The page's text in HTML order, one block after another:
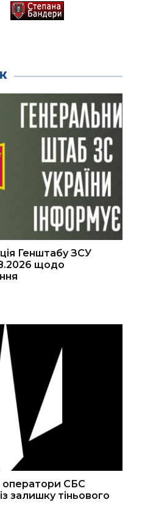
Генштабу ЗСУ
щодо
оператори СБС
залишку тіньового